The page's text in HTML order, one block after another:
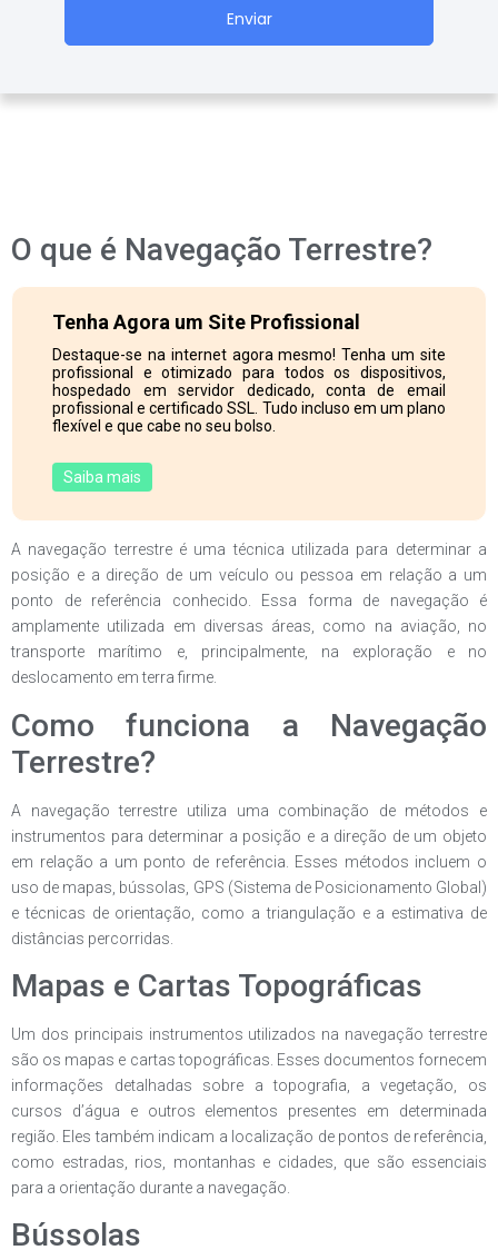
Enviar
O que é Navegação Terrestre?
Tenha Agora um Site Profissional
Destaque-se na internet agora mesmo! Tenha um site
profissional e otimizado para todos os dispositivos,
hospedado em servidor dedicado, conta de email
profissional e certificado SSL. Tudo incluso em um plano
flexível e que cabe no seu bolso.
Saiba mais
A navegação terrestre é uma técnica utilizada para determinar a
posição e a direção de um veículo ou pessoa em relação a um
ponto de referência conhecido. Essa forma de navegação é
amplamente utilizada em diversas áreas, como na aviação, no
transporte marítimo e, principalmente, na exploração e no
deslocamento em terra firme.
Como funciona a Navegação
Terrestre?
A navegação terrestre utiliza uma combinação de métodos e
instrumentos para determinar a posição e a direção de um objeto
em relação a um ponto de referência. Esses métodos incluem o
uso de mapas, bússolas, GPS (Sistema de Posicionamento Global)
e técnicas de orientação, como a triangulação e a estimativa de
distâncias percorridas.
Mapas e Cartas Topográficas
Um dos principais instrumentos utilizados na navegação terrestre
são os mapas e cartas topográficas. Esses documentos fornecem
informações detalhadas sobre a topografia, a vegetação, os
cursos d’água e outros elementos presentes em determinada
região. Eles também indicam a localização de pontos de referência,
como estradas, rios, montanhas e cidades, que são essenciais
para a orientação durante a navegação.
Bússolas